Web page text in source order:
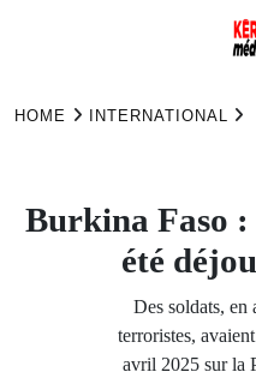
HOME INTERNATIONAL
Burkina Faso :
été
Des soldats, en
terroristes,
avril 2025 sur la